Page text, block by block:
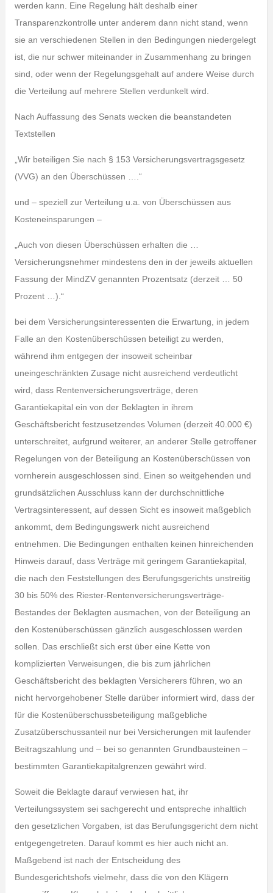
werden kann. Eine Regelung hält deshalb einer
Transparenzkontrolle unter anderem dann nicht stand, wenn
sie an verschiedenen Stellen in den Bedingungen niedergelegt
ist, die nur schwer miteinander in Zusammenhang zu bringen
sind, oder wenn der Regelungsgehalt auf andere Weise durch
die Verteilung auf mehrere Stellen verdunkelt wird.
Nach Auffassung des Senats wecken die beanstandeten
Textstellen
„Wir beteiligen Sie nach § 153 Versicherungsvertragsgesetz
(VVG) an den Überschüssen ….“
und – speziell zur Verteilung u.a. von Überschüssen aus
Kosteneinsparungen –
„Auch von diesen Überschüssen erhalten die …
Versicherungsnehmer mindestens den in der jeweils aktuellen
Fassung der MindZV genannten Prozentsatz (derzeit … 50
Prozent …).“
bei dem Versicherungsinteressenten die Erwartung, in jedem
Falle an den Kostenüberschüssen beteiligt zu werden,
während ihm entgegen der insoweit scheinbar
uneingeschränkten Zusage nicht ausreichend verdeutlicht
wird, dass Rentenversicherungsverträge, deren
Garantiekapital ein von der Beklagten in ihrem
Geschäftsbericht festzusetzendes Volumen (derzeit 40.000 €)
unterschreitet, aufgrund weiterer, an anderer Stelle getroffener
Regelungen von der Beteiligung an Kostenüberschüssen von
vornherein ausgeschlossen sind. Einen so weitgehenden und
grundsätzlichen Ausschluss kann der durchschnittliche
Vertragsinteressent, auf dessen Sicht es insoweit maßgeblich
ankommt, dem Bedingungswerk nicht ausreichend
entnehmen. Die Bedingungen enthalten keinen hinreichenden
Hinweis darauf, dass Verträge mit geringem Garantiekapital,
die nach den Feststellungen des Berufungsgerichts unstreitig
30 bis 50% des Riester-Rentenversicherungsverträge-
Bestandes der Beklagten ausmachen, von der Beteiligung an
den Kostenüberschüssen gänzlich ausgeschlossen werden
sollen. Das erschließt sich erst über eine Kette von
komplizierten Verweisungen, die bis zum jährlichen
Geschäftsbericht des beklagten Versicherers führen, wo an
nicht hervorgehobener Stelle darüber informiert wird, dass der
für die Kostenüberschussbeteiligung maßgebliche
Zusatzüberschussanteil nur bei Versicherungen mit laufender
Beitragszahlung und – bei so genannten Grundbausteinen –
bestimmten Garantiekapitalgrenzen gewährt wird.
Soweit die Beklagte darauf verwiesen hat, ihr
Verteilungssystem sei sachgerecht und entspreche inhaltlich
den gesetzlichen Vorgaben, ist das Berufungsgericht dem nicht
entgegengetreten. Darauf kommt es hier auch nicht an.
Maßgebend ist nach der Entscheidung des
Bundesgerichtshofs vielmehr, dass die von den Klägern